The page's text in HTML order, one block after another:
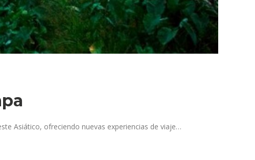
Asiático, ofreciendo nuevas experiencias de viaje…